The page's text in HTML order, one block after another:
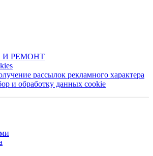
И РЕМОНТ
рассылок рекламного характера
и обработку данных cookie